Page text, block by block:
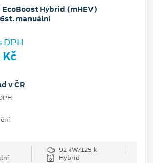
Hybrid (mHEV)
manuální
DPH
v ČR
92 kW/125 k
Hybrid